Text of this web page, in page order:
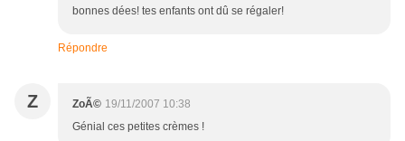
bonnes dées! tes enfants ont dû se régaler!
Répondre
Z ZoÃ© 19/11/2007 10:38
Génial ces petites crèmes !